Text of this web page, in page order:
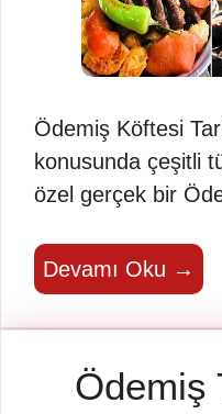
Ödemiş Köftesi
konusunda çeşitli
özel gerçek bir
Devamı Oku →
Ödemiş